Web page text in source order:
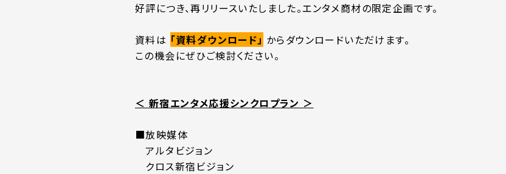
好評につき、再リリースいたしました。エンタメ商材の限定企画です。
資料は 「資料ダウンロード」 からダウンロードいただけます。
この機会にぜひご検討ください。
＜ 新宿エンタメ応援シンクロプラン ＞
■放映媒体
アルタビジョン
クロス新宿ビジョン